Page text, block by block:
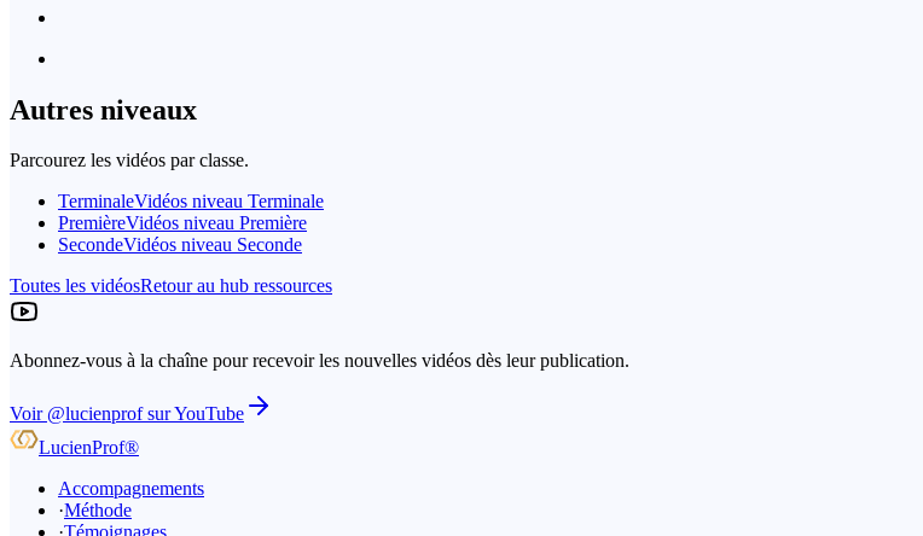
Autres niveaux
Parcourez les vidéos par classe.
TerminaleVidéos niveau Terminale
PremièreVidéos niveau Première
SecondeVidéos niveau Seconde
Toutes les vidéosRetour au hub ressources
Abonnez-vous à la chaîne pour recevoir les nouvelles vidéos dès leur publication.
Voir @lucienprof sur YouTube
LucienProf®
Accompagnements
·Méthode